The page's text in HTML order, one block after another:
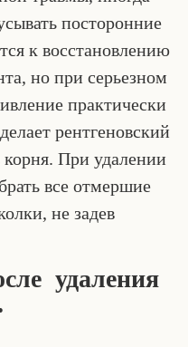
посторонние
к восстановлению
но при серьезном
практически
рентгеновский
При удалении
все отмершие
не задев
удаления